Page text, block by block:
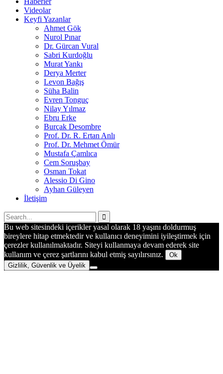
Videolar
Keyfi Yazanlar
Ahmet Gök
Nurol Pınar
Dr. Gürcan Vural
Sabri Kurdoğlu
Murat Yankı
Derya Merter
Levon Bağış
Süha Balin
Evren Tonguç
Nilay Yılmaz
Ebru Erke
Burçak Desombre
Prof. Dr. R. Ertan Anlı
Prof. Dr. Mehmet Ömür
Mustafa Çamlıca
Cem Soruşbay
Osman Tokat
Alessio Di Gino
Ayhan Güleyen
İletişim
Bu web sitesindeki içerikler yasal olarak 18 yaşını doldurmuş
bireylere hitap etmektedir ve kullanıcı deneyimini iyileştirmek için
çerezler kullanılmaktadır. Siteyi kullanmaya devam ederek site
kullanım ve çerez şartlarını kabul etmiş sayılırsınız.
Ok
Gizlilik, Güvenlik ve Üyelik